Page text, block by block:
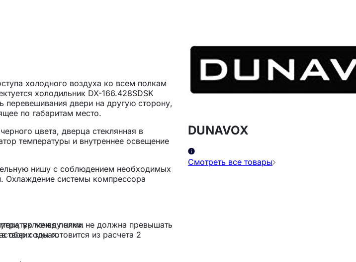
холодного воздуха ко всем полкам
холодильник DX-166.428SDSK
двери на другую сторону,
по габаритам место.
цвета, дверца стеклянная в
температуры и внутреннее освещение
нишу с соблюдением необходимых
Охлаждение системы компрессора
между ними не должна превышать
обеих зонах.
включая полки.
соды готовится из расчета 2
DUNAVOX
Смотреть все товары